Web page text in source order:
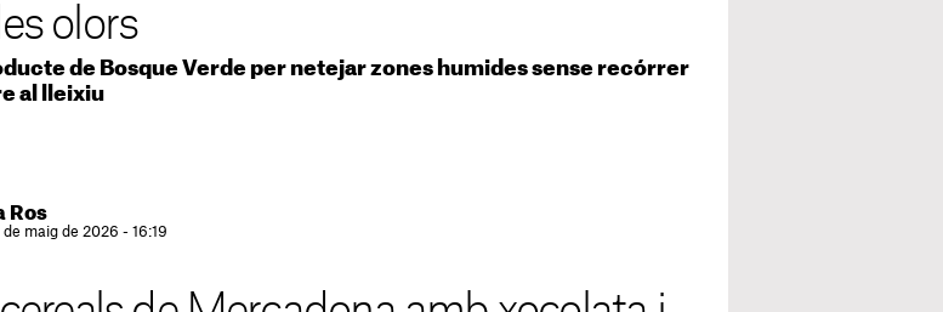
olors
de Bosque Verde per netejar zones humides sense recórrer
al lleixiu
Ros
de maig de 2026 - 16:19